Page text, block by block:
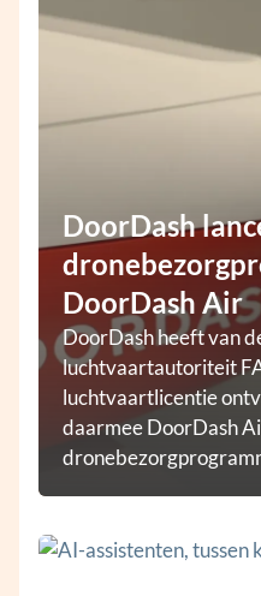
DoorDash
DoorDash Air
DoorDash heeft van
luchtvaartautoriteit
luchtvaartlicentie
daarmee DoorDash